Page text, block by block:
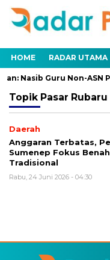
HOME RADAR UTAMA
Nasib Guru Non-ASN
Topik Pasar Rubaru
Daerah
Anggaran Terbatas,
Sumenep Fokus
Tradisional
Rabu, 24 Juni 2026 - 04:30